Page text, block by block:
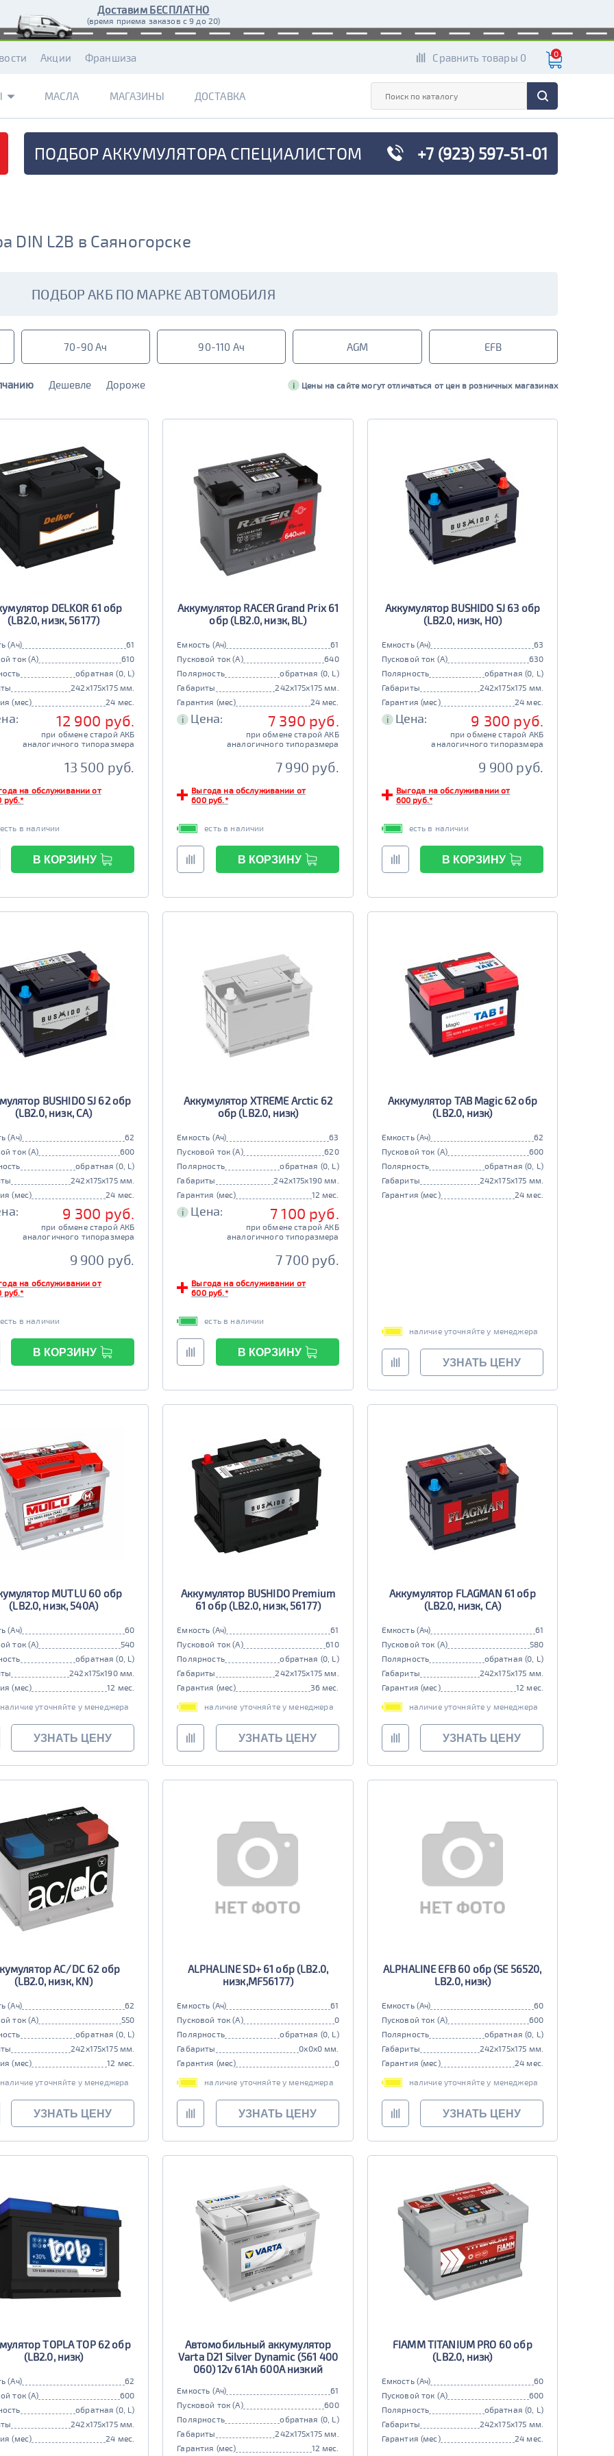
Доставим БЕСПЛАТНО
(время приема заказов с 9 до 20)
Акции Франшиза Сравнить товары 0 0
МАСЛА МАГАЗИНЫ ДОСТАВКА
ПОДБОР АККУМУЛЯТОРА СПЕЦИАЛИСТОМ +7 (923) 597-51-01
DIN L2B в Саяногорске
ПОДБОР АКБ ПО МАРКЕ АВТОМОБИЛЯ
70-90 Ач 90-110 Ач AGM EFB
Дешевле Дороже i Цены на сайте могут отличаться от цен в розничных магазинах
DELKOR 61 обр
(LB2.0, низк, 56177)
(Ач)
61
ток (А)
610
обратная (0, L)
242x175x175 мм.
(мес)
24 мес.
12 900 руб.
при обмене старой АКБ
аналогичного типоразмера
13 500 руб.
на обслуживании от
руб.*
есть в наличии
В КОРЗИНУ
Аккумулятор RACER Grand Prix 61
обр (LB2.0, низк, BL)
Емкость (Ач)
61
Пусковой ток (А)
640
Полярность
обратная (0, L)
Габариты
242x175x175 мм.
Гарантия (мес)
24 мес.
i Цена: 7 390 руб.
при обмене старой АКБ
аналогичного типоразмера
7 990 руб.
Выгода на обслуживании от
600 руб.*
есть в наличии
В КОРЗИНУ
Аккумулятор BUSHIDO SJ 63 обр
(LB2.0, низк, HO)
Емкость (Ач)
63
Пусковой ток (А)
630
Полярность
обратная (0, L)
Габариты
242x175x175 мм.
Гарантия (мес)
24 мес.
i Цена: 9 300 руб.
при обмене старой АКБ
аналогичного типоразмера
9 900 руб.
Выгода на обслуживании от
600 руб.*
есть в наличии
В КОРЗИНУ
BUSHIDO SJ 62 обр
(LB2.0, низк, CA)
(Ач)
62
ток (А)
600
обратная (0, L)
242x175x175 мм.
(мес)
24 мес.
9 300 руб.
при обмене старой АКБ
аналогичного типоразмера
9 900 руб.
на обслуживании от
руб.*
есть в наличии
В КОРЗИНУ
Аккумулятор XTREME Arctic 62
обр (LB2.0, низк)
Емкость (Ач)
63
Пусковой ток (А)
620
Полярность
обратная (0, L)
Габариты
242x175x190 мм.
Гарантия (мес)
12 мес.
i Цена: 7 100 руб.
при обмене старой АКБ
аналогичного типоразмера
7 700 руб.
Выгода на обслуживании от
600 руб.*
есть в наличии
В КОРЗИНУ
Аккумулятор TAB Magic 62 обр
(LB2.0, низк)
Емкость (Ач)
62
Пусковой ток (А)
600
Полярность
обратная (0, L)
Габариты
242x175x175 мм.
Гарантия (мес)
24 мес.
наличие уточняйте у менеджера
УЗНАТЬ ЦЕНУ
MUTLU 60 обр
(LB2.0, низк, 540А)
(Ач)
60
ток (А)
540
обратная (0, L)
242x175x190 мм.
(мес)
12 мес.
наличие уточняйте у менеджера
УЗНАТЬ ЦЕНУ
Аккумулятор BUSHIDO Premium
61 обр (LB2.0, низк, 56177)
Емкость (Ач)
61
Пусковой ток (А)
610
Полярность
обратная (0, L)
Габариты
242x175x175 мм.
Гарантия (мес)
36 мес.
наличие уточняйте у менеджера
УЗНАТЬ ЦЕНУ
Аккумулятор FLAGMAN 61 обр
(LB2.0, низк, CA)
Емкость (Ач)
61
Пусковой ток (А)
580
Полярность
обратная (0, L)
Габариты
242x175x175 мм.
Гарантия (мес)
12 мес.
наличие уточняйте у менеджера
УЗНАТЬ ЦЕНУ
AC/DC 62 обр
(LB2.0, низк, KN)
(Ач)
62
ток (А)
550
обратная (0, L)
242x175x175 мм.
(мес)
12 мес.
наличие уточняйте у менеджера
УЗНАТЬ ЦЕНУ
ALPHALINE SD+ 61 обр (LB2.0,
низк,MF56177)
Емкость (Ач)
61
Пусковой ток (А)
0
Полярность
обратная (0, L)
Габариты
0x0x0 мм.
Гарантия (мес)
0
наличие уточняйте у менеджера
УЗНАТЬ ЦЕНУ
ALPHALINE EFB 60 обр (SE 56520,
LB2.0, низк)
Емкость (Ач)
60
Пусковой ток (А)
600
Полярность
обратная (0, L)
Габариты
242x175x175 мм.
Гарантия (мес)
24 мес.
наличие уточняйте у менеджера
УЗНАТЬ ЦЕНУ
TOPLA TOP 62 обр
(LB2.0, низк)
(Ач)
62
ток (А)
600
обратная (0, L)
242x175x175 мм.
(мес)
24 мес.
Автомобильный аккумулятор
Varta D21 Silver Dynamic (561 400
060) 12v 61Ah 600A низкий
Емкость (Ач)
61
Пусковой ток (А)
600
Полярность
обратная (0, L)
Габариты
242x175x175 мм.
Гарантия (мес)
12 мес.
FIAMM TITANIUM PRO 60 обр
(LB2.0, низк)
Емкость (Ач)
60
Пусковой ток (А)
600
Полярность
обратная (0, L)
Габариты
242x175x175 мм.
Гарантия (мес)
24 мес.